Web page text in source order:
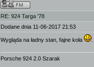
RE: 924 Targa '78
Dodane dnia 11-06-2017 21:53
Wygląda na ładny stan, fajne koła
Porsche 924 2.0 Szarak